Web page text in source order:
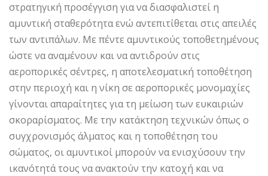
στρατηγική προσέγγιση για να διασφαλιστεί η
αμυντική σταθερότητα ενώ αντεπιτίθεται στις απειλές
των αντιπάλων. Με πέντε αμυντικούς τοποθετημένους
ώστε να αναμένουν και να αντιδρούν στις
αεροπορικές σέντρες, η αποτελεσματική τοποθέτηση
στην περιοχή και η νίκη σε αεροπορικές μονομαχίες
γίνονται απαραίτητες για τη μείωση των ευκαιριών
σκοραρίσματος. Με την κατάκτηση τεχνικών όπως ο
συγχρονισμός άλματος και η τοποθέτηση του
σώματος, οι αμυντικοί μπορούν να ενισχύσουν την
ικανότητά τους να ανακτούν την κατοχή και να